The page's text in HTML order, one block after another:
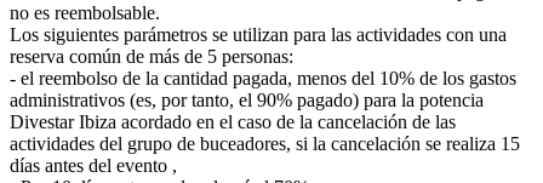
no es reembolsable.
Los siguientes parámetros se utilizan para las actividades con una
reserva común de más de 5 personas:
- el reembolso de la cantidad pagada, menos del 10% de los gastos
administrativos (es, por tanto, el 90% pagado) para la potencia
Divestar Ibiza acordado en el caso de la cancelación de las
actividades del grupo de buceadores, si la cancelación se realiza 15
días antes del evento ,